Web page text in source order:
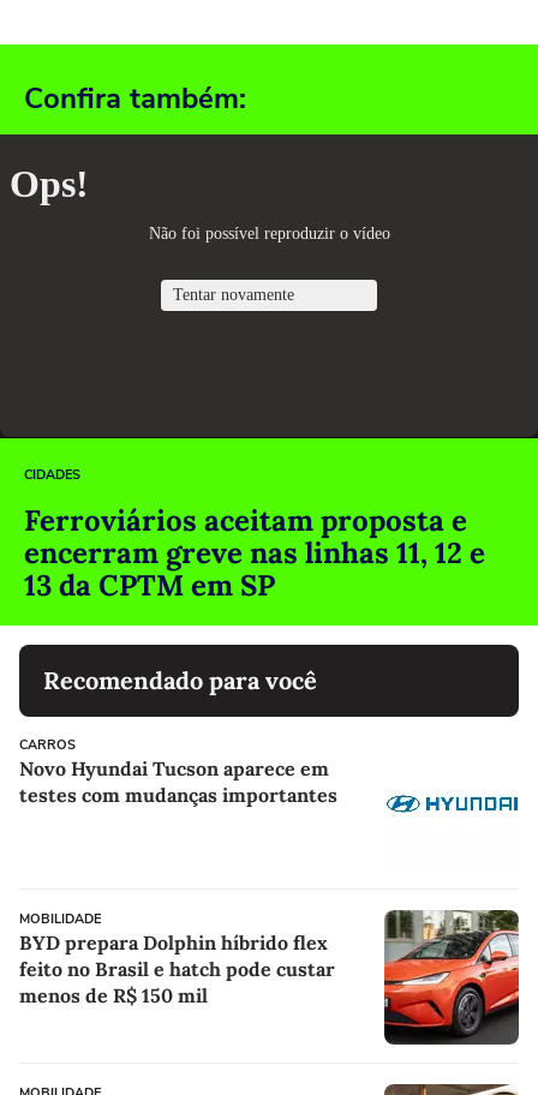
Confira também:
CIDADES
Ferroviários aceitam proposta e
encerram greve nas linhas 11, 12 e
13 da CPTM em SP
Recomendado para você
CARROS
Novo Hyundai Tucson aparece em
testes com mudanças importantes
MOBILIDADE
BYD prepara Dolphin híbrido flex
feito no Brasil e hatch pode custar
menos de R$ 150 mil